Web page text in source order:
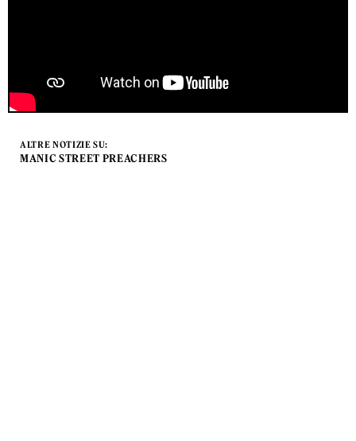
ALTRE NOTIZIE SU:
MANIC STREET PREACHERS